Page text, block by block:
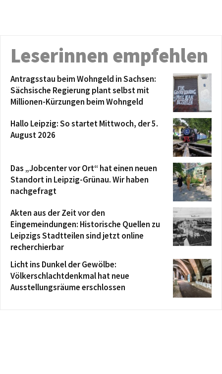
Leserinnen empfehlen
Antragsstau beim Wohngeld in Sachsen:
Sächsische Regierung plant selbst mit
Millionen-Kürzungen beim Wohngeld
Hallo Leipzig: So startet Mittwoch, der 5.
August 2026
Das „Jobcenter vor Ort“ hat einen neuen
Standort in Leipzig-Grünau. Wir haben
nachgefragt
Akten aus der Zeit vor den
Eingemeindungen: Historische Quellen zu
Leipzigs Stadtteilen sind jetzt online
recherchierbar
Licht ins Dunkel der Gewölbe:
Völkerschlachtdenkmal hat neue
Ausstellungsräume erschlossen